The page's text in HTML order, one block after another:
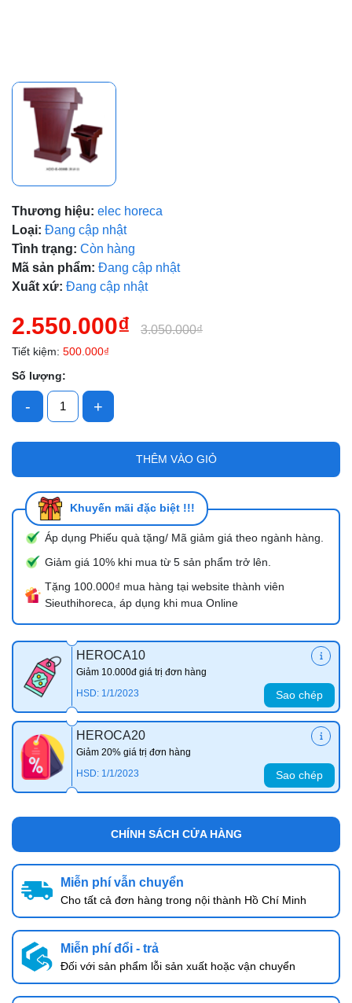
Thương hiệu: elec horeca
Loại: Đang cập nhật
Tình trạng: Còn hàng
Mã sản phẩm: Đang cập nhật
Xuất xứ: Đang cập nhật
2.550.000₫ 3.050.000₫
Tiết kiệm: 500.000₫
Số lượng:
- +
THÊM VÀO GIỎ
Khuyến mãi đặc biệt !!!
Áp dụng Phiếu quà tặng/ Mã giảm giá theo ngành hàng.
Giảm giá 10% khi mua từ 5 sản phẩm trở lên.
Tặng 100.000₫ mua hàng tại website thành viên
Sieuthihoreca, áp dụng khi mua Online
HEROCA10
Giảm 10.000đ giá trị đơn hàng
HSD: 1/1/2023
Sao chép
HEROCA20
Giảm 20% giá trị đơn hàng
HSD: 1/1/2023
Sao chép
Mã giảm giá:
Ngày hết hạn:
Điều kiện:
CHÍNH SÁCH CỬA HÀNG
Miễn phí vẫn chuyển
Cho tất cả đơn hàng trong nội thành Hồ Chí Minh
Miễn phí đổi - trả
Đối với sản phẩm lỗi sản xuất hoặc vận chuyển